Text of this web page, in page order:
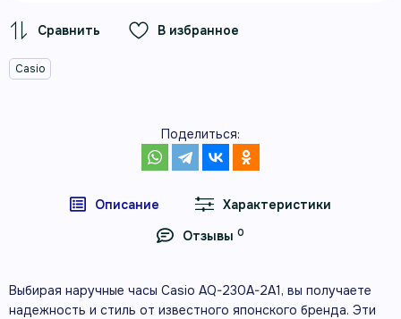
В избранное
Casio
Поделиться:
Описание
Характеристики
Отзывы 0
Выбирая наручные часы Casio AQ-230A-2A1, вы получаете
надежность и стиль от известного японского бренда. Эти